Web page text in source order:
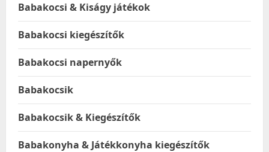
Babakocsi & Kiságy játékok
Babakocsi kiegészítők
Babakocsi napernyők
Babakocsik
Babakocsik & Kiegészítők
Babakonyha & Játékkonyha kiegészítők